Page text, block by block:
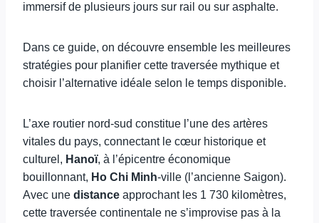
immersif de plusieurs jours sur rail ou sur asphalte.
Dans ce guide, on découvre ensemble les meilleures
stratégies pour planifier cette traversée mythique et
choisir l’alternative idéale selon le temps disponible.
L’axe routier nord-sud constitue l’une des artères
vitales du pays, connectant le cœur historique et
culturel, Hanoï, à l’épicentre économique
bouillonnant, Ho Chi Minh-ville (l’ancienne Saigon).
Avec une distance approchant les 1 730 kilomètres,
cette traversée continentale ne s’improvise pas à la